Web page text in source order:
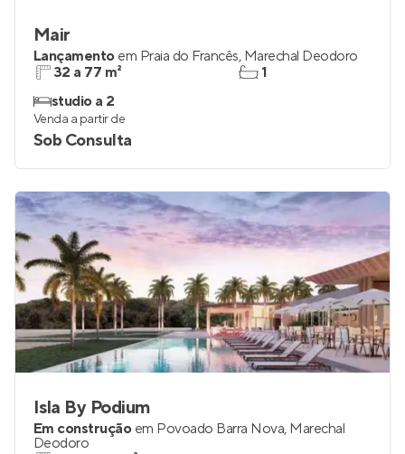
Mair
Lançamento em Praia do Francês, Marechal Deodoro
32 a 77 m²
studio a 2
1
Venda a partir de
Sob Consulta
Isla By Podium
Em construção em Povoado Barra Nova, Marechal
Deodoro